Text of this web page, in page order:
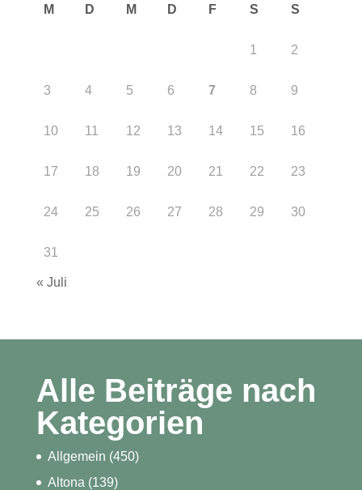
M D M D F S S
1 2
3 4 5 6 7 8 9
10 11 12 13 14 15 16
17 18 19 20 21 22 23
24 25 26 27 28 29 30
31
« Juli
Alle Beiträge nach
Kategorien
Allgemein (450)
Altona (139)